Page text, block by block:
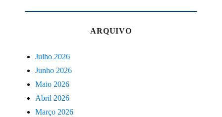
ARQUIVO
Julho 2026
Junho 2026
Maio 2026
Abril 2026
Março 2026